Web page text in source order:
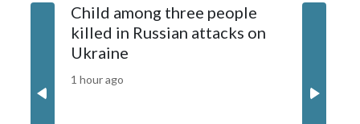
Child among three people
killed in Russian attacks on
Ukraine
1 hour ago
3 hours